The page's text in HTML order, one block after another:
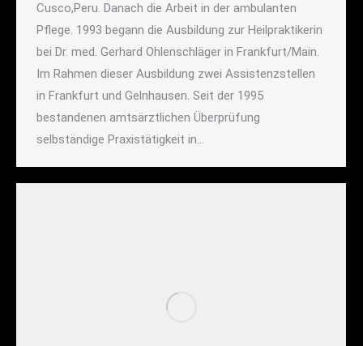
Cusco,Peru. Danach die Arbeit in der ambulanten
Pflege. 1993 begann die Ausbildung zur Heilpraktikerin
bei Dr. med. Gerhard Ohlenschläger in Frankfurt/Main.
Im Rahmen dieser Ausbildung zwei Assistenzstellen
in Frankfurt und Gelnhausen. Seit der 1995
bestandenen amtsärztlichen Überprüfung
selbständige Praxistätigkeit in…